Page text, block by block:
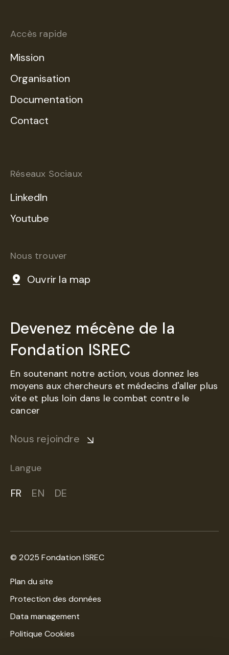
Accès rapide
Mission
Organisation
Documentation
Contact
Réseaux Sociaux
LinkedIn
Youtube
Nous trouver
Ouvrir la map
Devenez mécène de la
Fondation ISREC
En soutenant notre action, vous donnez les
moyens aux chercheurs et médecins d'aller plus
vite et plus loin dans le combat contre le
cancer
Nous rejoindre
Langue
FR EN DE
© 2025 Fondation ISREC
Plan du site
Protection des données
Data management
Politique Cookies